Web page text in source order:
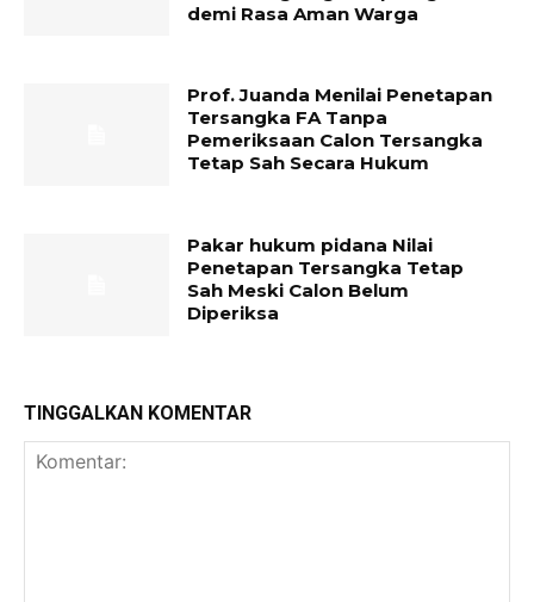
demi Rasa Aman Warga
Prof. Juanda Menilai Penetapan
Tersangka FA Tanpa
Pemeriksaan Calon Tersangka
Tetap Sah Secara Hukum
Pakar hukum pidana Nilai
Penetapan Tersangka Tetap
Sah Meski Calon Belum
Diperiksa
TINGGALKAN KOMENTAR